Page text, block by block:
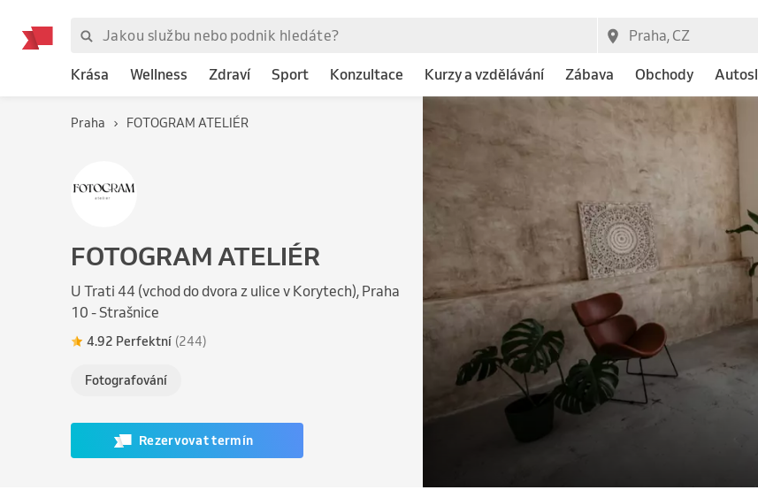
Krása Wellness Zdraví Sport Konzultace Kurzy a vzdělávání Zábava Obchody
Praha FOTOGRAM ATELIÉR
FOTOGRAM ATELIÉR
U Trati 44 (vchod do dvora z ulice v Korytech), Praha
10 - Strašnice
4.92 Perfektní (244)
Fotografování
Rezervovat termín